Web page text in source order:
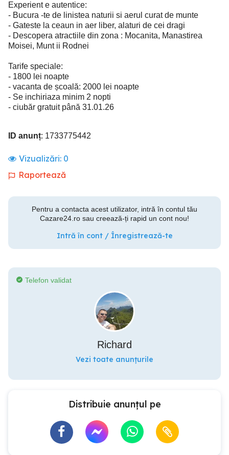
Experient e autentice:
- Bucura -te de linistea naturii si aerul curat de munte
- Gateste la ceaun in aer liber, alaturi de cei dragi
- Descopera atractiile din zona : Mocanita, Manastirea
Moisei, Munt ii Rodnei
Tarife speciale:
- 1800 lei noapte
- vacanta de școală: 2000 lei noapte
- Se inchiriaza minim 2 nopti
- ciubăr gratuit până 31.01.26
ID anunț: 1733775442
Vizualizări: 0
Raportează
Pentru a contacta acest utilizator, intră în contul tău
Cazare24.ro sau creează-ți rapid un cont nou!
Intră în cont / Înregistrează-te
Telefon validat
Richard
Vezi toate anunțurile
Distribuie anunțul pe